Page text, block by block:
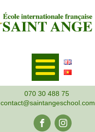
070 30 488 75
contact@saintangeschool.com